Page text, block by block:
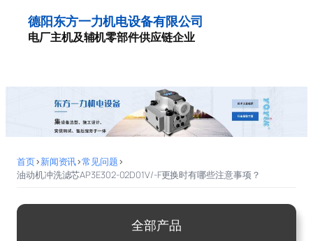
德阳东方一力机电设备有限公司
电厂主机及辅机零部件供应链企业
首页>新闻资讯>常见问题>
油动机冲洗滤芯AP3E302-02D01V/-F更换时有哪些注意事项？
全部产品